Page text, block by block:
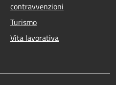
contravvenzioni
Turismo
Vita lavorativa